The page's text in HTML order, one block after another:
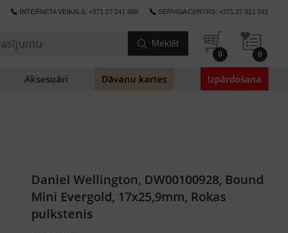
INTERNETA VEIKALS: +371 27 241 888 SERVISA CENTRS: +371 27 021 041
0 0
Aksesuāri Dāvanu kartes Izpārdošana
Daniel Wellington, DW00100928, Bound
Mini Evergold, 17x25,9mm, Rokas
pulkstenis